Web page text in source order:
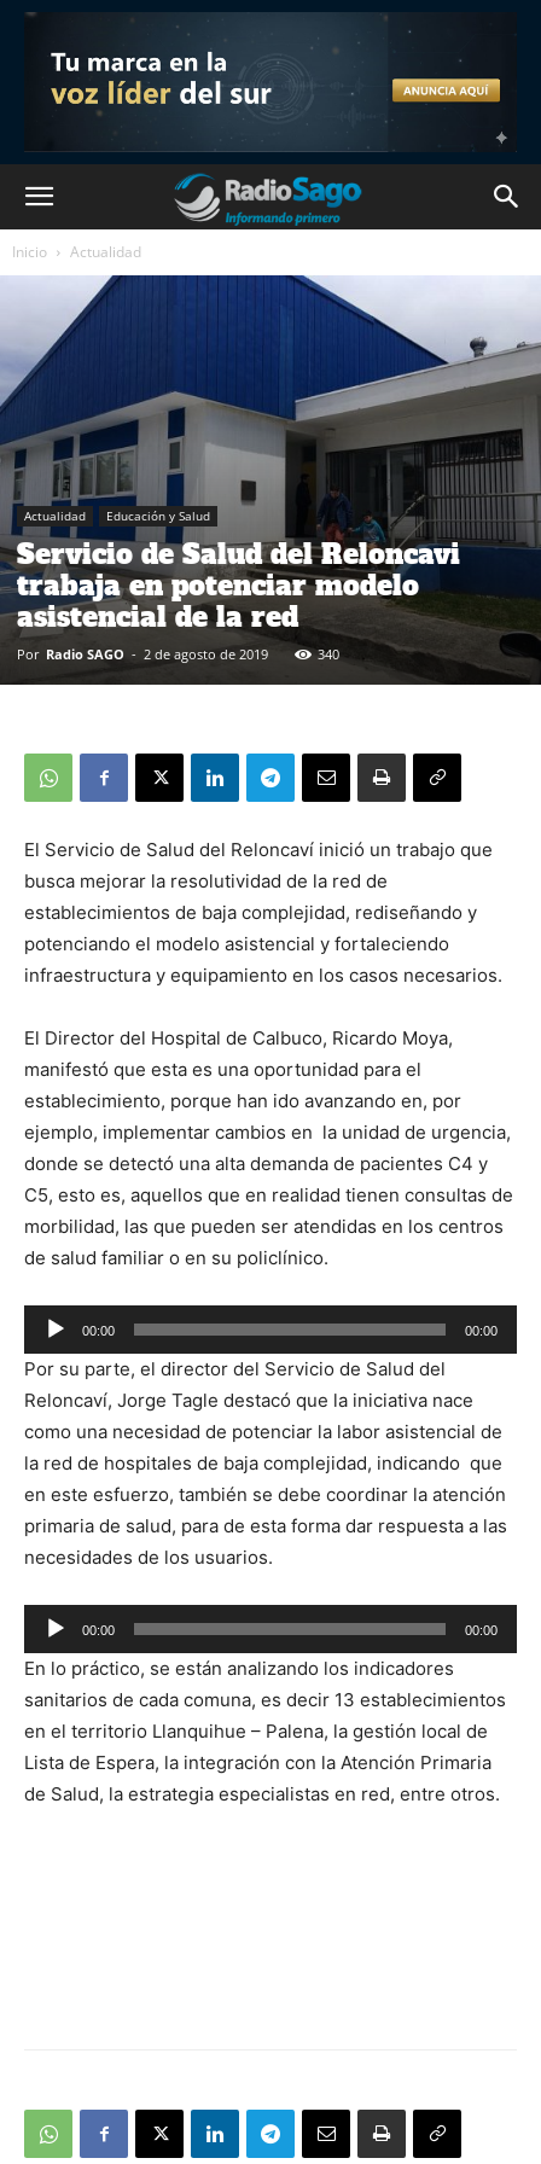
Inicio Actualidad
Actualidad Educación y Salud
Servicio de Salud del Reloncavi
trabaja en potenciar modelo
asistencial de la red
Por Radio SAGO - 2 de agosto de 2019 340
El Servicio de Salud del Reloncaví inició un trabajo que
busca mejorar la resolutividad de la red de
establecimientos de baja complejidad, rediseñando y
potenciando el modelo asistencial y fortaleciendo
infraestructura y equipamiento en los casos necesarios.
El Director del Hospital de Calbuco, Ricardo Moya,
manifestó que esta es una oportunidad para el
establecimiento, porque han ido avanzando en, por
ejemplo, implementar cambios en la unidad de urgencia,
donde se detectó una alta demanda de pacientes C4 y
C5, esto es, aquellos que en realidad tienen consultas de
morbilidad, las que pueden ser atendidas en los centros
de salud familiar o en su policlínico.
Reproductor
de
audio
00:00 00:00
Por su parte, el director del Servicio de Salud del
Reloncaví, Jorge Tagle destacó que la iniciativa nace
como una necesidad de potenciar la labor asistencial de
la red de hospitales de baja complejidad, indicando que
en este esfuerzo, también se debe coordinar la atención
primaria de salud, para de esta forma dar respuesta a las
necesidades de los usuarios.
Reproductor
de
audio
00:00 00:00
En lo práctico, se están analizando los indicadores
sanitarios de cada comuna, es decir 13 establecimientos
en el territorio Llanquihue – Palena, la gestión local de
Lista de Espera, la integración con la Atención Primaria
de Salud, la estrategia especialistas en red, entre otros.